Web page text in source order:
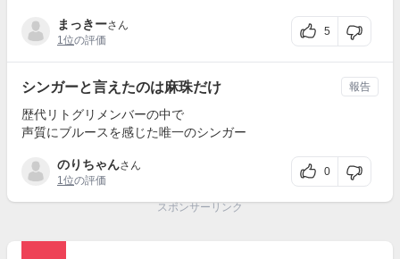
まっきーさん
1位の評価
5
シンガーと言えたのは麻珠だけ
歴代リトグリメンバーの中で
声質にブルースを感じた唯一のシンガー
のりちゃんさん
1位の評価
0
報告
スポンサーリンク